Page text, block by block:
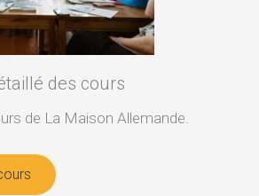
des cours
de La Maison Allemande.